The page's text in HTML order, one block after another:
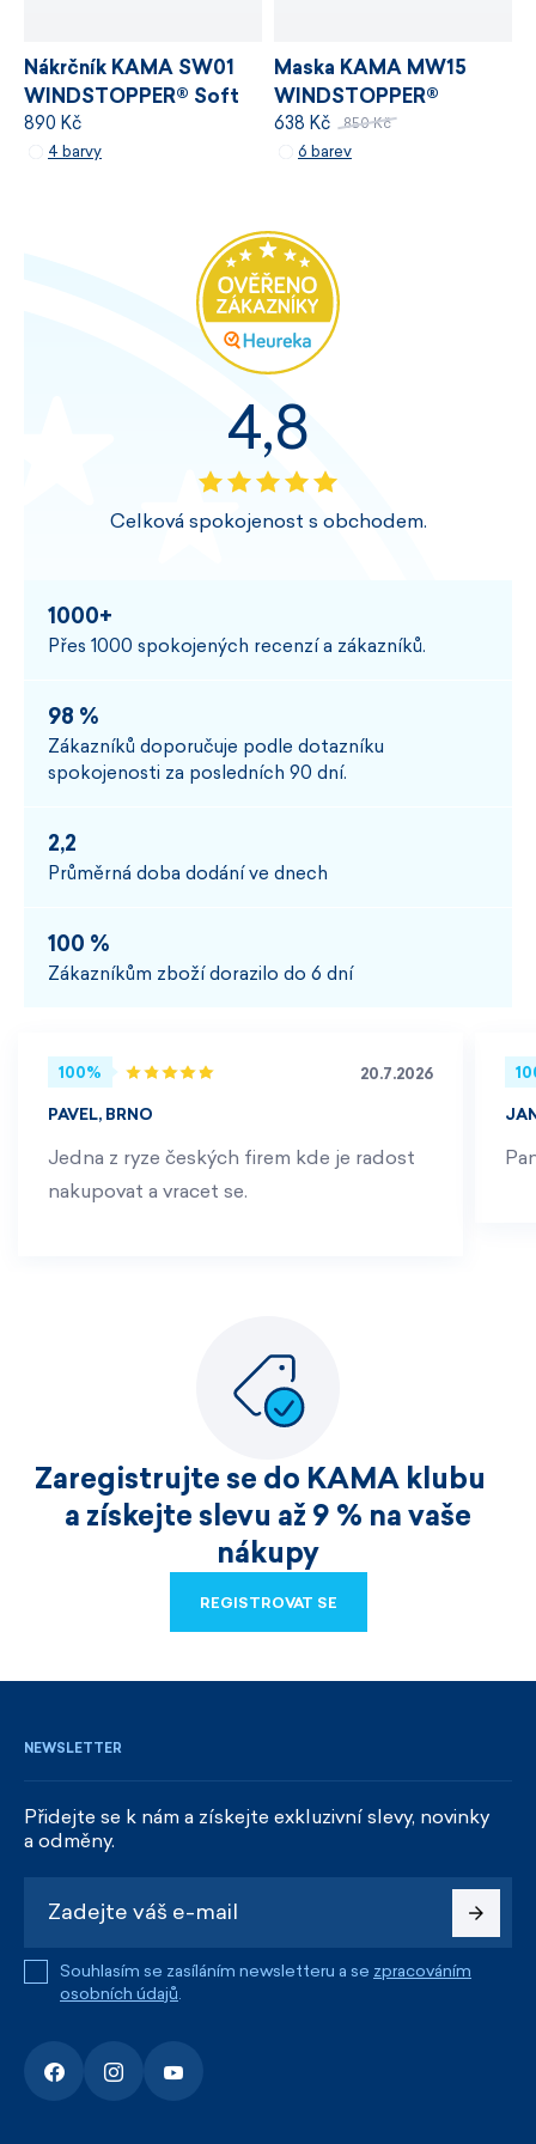
Nákrčník KAMA SW01
WINDSTOPPER® Soft
Shell
890 Kč
4 barvy
Maska KAMA MW15
WINDSTOPPER®
638 Kč 850 Kč
6 barev
4,8
Celková spokojenost s obchodem.
1000+
Přes 1000 spokojených recenzí a zákazníků.
98 %
Zákazníků doporučuje podle dotazníku
spokojenosti za posledních 90 dní.
2,2
Průměrná doba dodání ve dnech
100 %
Zákazníkům zboží dorazilo do 6 dní
100% 20.7.2026
PAVEL, BRNO
Jedna z ryze českých firem kde je radost
nakupovat a vracet se.
Zaregistrujte se do KAMA klubu
a získejte slevu až 9 % na vaše
nákupy
REGISTROVAT SE
NEWSLETTER
Přidejte se k nám a získejte exkluzivní slevy, novinky
a odměny.
Souhlasím se zasíláním newsletteru a se zpracováním
osobních údajů.